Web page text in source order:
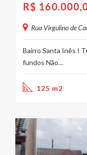
R$
Rua Virgulino de Carvalho
Bairro Santa Inês I
fundos Não…
125 m2